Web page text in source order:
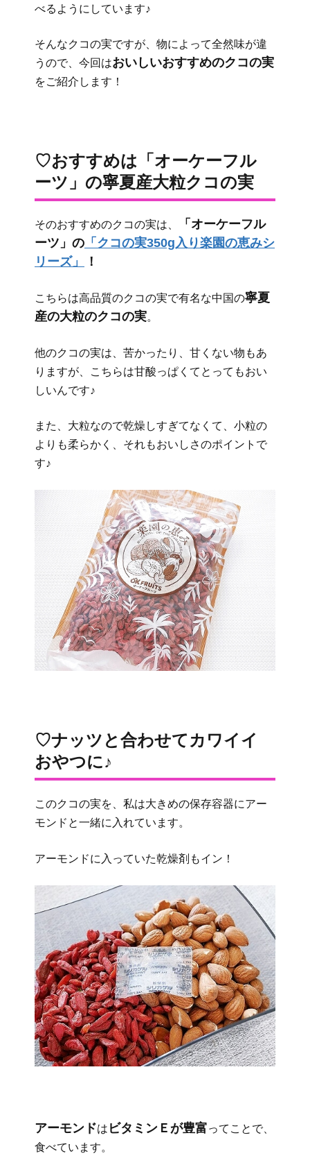
べるようにしています♪
そんなクコの実ですが、物によって全然味が違
うので、今回はおいしいおすすめのクコの実
をご紹介します！
♡おすすめは「オーケーフル
ーツ」の寧夏産大粒クコの実
そのおすすめのクコの実は、
「オーケーフル
ーツ」の 「クコの実350g入り楽園の恵みシ
リーズ」
！
こちらは高品質のクコの実で有名な中国の寧夏
産の大粒のクコの実。
他のクコの実は、苦かったり、甘くない物もあ
りますが、こちらは甘酸っぱくてとってもおい
しいんです♪
また、大粒なので乾燥しすぎてなくて、小粒の
よりも柔らかく、それもおいしさのポイントで
す♪
♡ナッツと合わせてカワイイ
おやつに♪
このクコの実を、私は大きめの保存容器にアー
モンドと一緒に入れています。
アーモンドに入っていた乾燥剤もイン！
アーモンドは ビタミンＥが豊富ってことで、
食べています。